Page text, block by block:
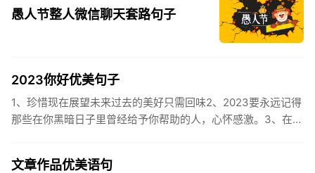
愚人节整人微信聊天套路句子
2023你好优美句子
1、珍惜现在展望未来过去的美好只需回味2、2023要永远记得
那些在你黑暗日子里曾经给予你帮助的人，心怀感激。3、在苦
文章作品优美语句